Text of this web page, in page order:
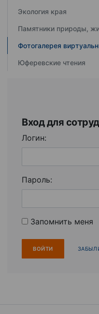
Экология края
Памятники природы,
Фотогалерея
Юферевские чтения
Вход для
Логин:
Пароль:
Запомнить меня